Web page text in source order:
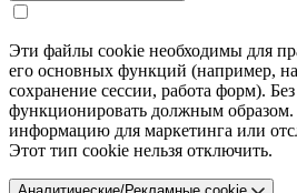
Эти файлы cookie необходимы для
его основных функций (например,
сохранение сессии, работа форм).
функционировать должным
информацию для маркетинга или
Этот тип cookie нельзя отключить.